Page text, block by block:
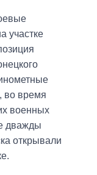
участке
во время
военных
дважды
открывали